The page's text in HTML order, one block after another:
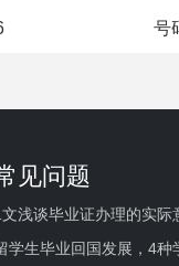
号
见问题
文浅谈毕业证办理的实际
学生毕业回国发展，4种